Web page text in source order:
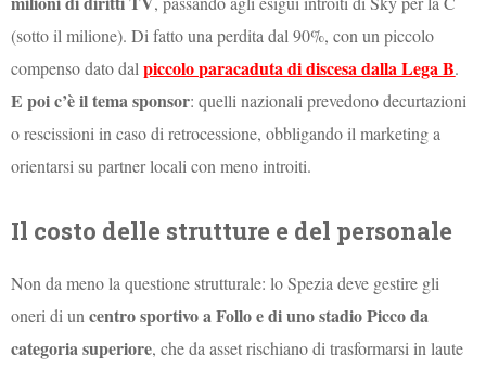
(sotto il milione). Di fatto una perdita dal 90%, con un piccolo
compenso dato dalpiccolo paracaduta di discesa dalla Lega B.
E poi c’è il tema sponsor: quelli nazionali prevedono decurtazioni
o rescissioni in caso di retrocessione, obbligando il marketing a
orientarsi su partner locali con meno introiti.
Il costo delle strutture e del personale
Non da meno la questione strutturale: lo Spezia deve gestire gli
oneri di uncentro sportivo a Follo e di uno stadio Picco da
categoria superiore, che da asset rischiano di trasformarsi in laute